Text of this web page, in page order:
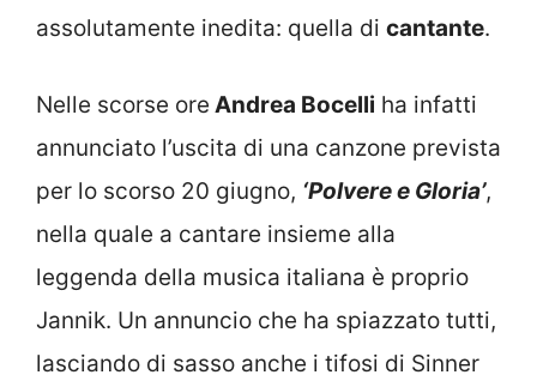
assolutamente inedita: quella di cantante.
Nelle scorse ore Andrea Bocelli ha infatti
annunciato l’uscita di una canzone prevista
per lo scorso 20 giugno, ‘Polvere e Gloria’,
nella quale a cantare insieme alla
leggenda della musica italiana è proprio
Jannik. Un annuncio che ha spiazzato tutti,
lasciando di sasso anche i tifosi di Sinner